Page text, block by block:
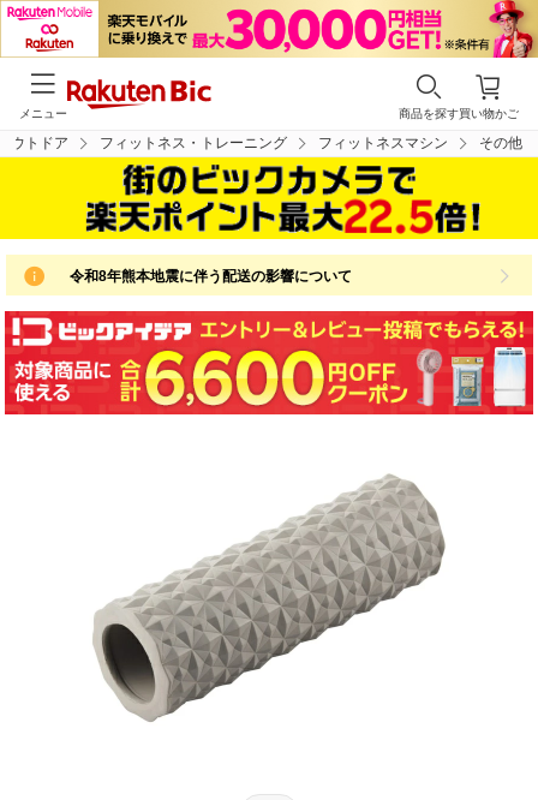
買い物かご
商品を探す
メニュー
ウトドア フィットネス・トレーニング フィットネスマシン その他
令和8年熊本地震に伴う配送の影響について